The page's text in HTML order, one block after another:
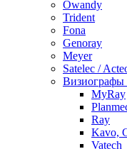
Owandy
Trident
Fona
Genoray
Meyer
Satelec /
Визиографы
MyRay
Ray
Kavo,
Vatech